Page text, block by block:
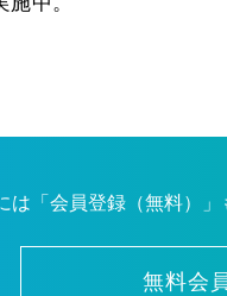
は「会員登録（無料）
無料会